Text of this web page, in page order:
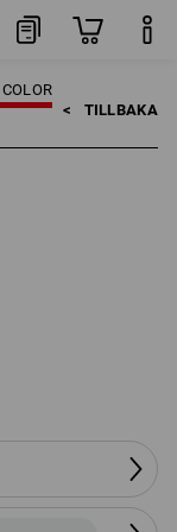
< TILLBAKA